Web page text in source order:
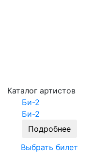
Каталог артистов
Би-2
Би-2
Подробнее
Выбрать билет